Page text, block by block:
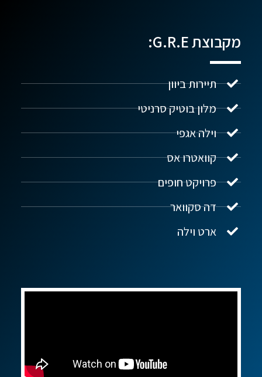
מקבוצת G.R.E:
תיירות ביוון
מלון בוטיק סרניטי
וילה אגפי
קוואטרו אס
פרויקט חופים
דה סקוואר
ארט וילה
נדל"ן ביוון G.R.E
שלום! איך אפשר לעזור?